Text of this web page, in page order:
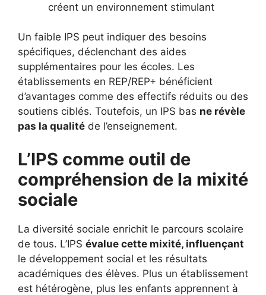
créent un environnement stimulant
Un faible IPS peut indiquer des besoins
spécifiques, déclenchant des aides
supplémentaires pour les écoles. Les
établissements en REP/REP+ bénéficient
d’avantages comme des effectifs réduits ou des
soutiens ciblés. Toutefois, un IPS bas ne révèle
pas la qualité de l’enseignement.
L’IPS comme outil de
compréhension de la mixité
sociale
La diversité sociale enrichit le parcours scolaire
de tous. L’IPS évalue cette mixité, influençant
le développement social et les résultats
académiques des élèves. Plus un établissement
est hétérogène, plus les enfants apprennent à